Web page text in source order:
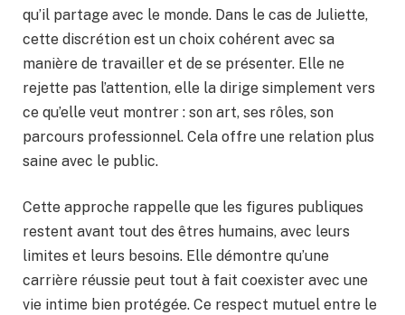
qu’il partage avec le monde. Dans le cas de Juliette,
cette discrétion est un choix cohérent avec sa
manière de travailler et de se présenter. Elle ne
rejette pas l’attention, elle la dirige simplement vers
ce qu’elle veut montrer : son art, ses rôles, son
parcours professionnel. Cela offre une relation plus
saine avec le public.
Cette approche rappelle que les figures publiques
restent avant tout des êtres humains, avec leurs
limites et leurs besoins. Elle démontre qu’une
carrière réussie peut tout à fait coexister avec une
vie intime bien protégée. Ce respect mutuel entre le